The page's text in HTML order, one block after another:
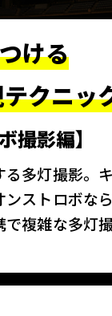
ける
クニッ
撮影編】
多灯撮影。
ストロボなら
で複雑な多灯